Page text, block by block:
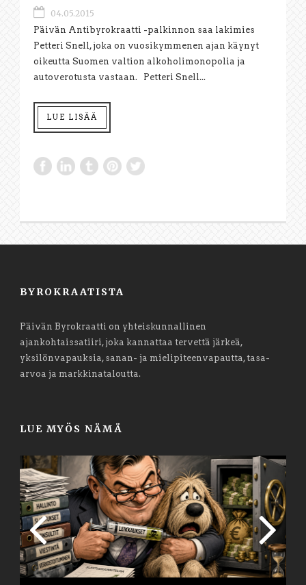
04.05.2015
Päivän Antibyrokraatti -palkinnon saa lakimies
Petteri Snell, joka on vuosikymmenen ajan käynyt
oikeutta Suomen valtion alkoholimonopolia ja
autoverotusta vastaan. Petteri Snell...
LUE LISÄÄ
BYROKRAATISTA
Päivän Byrokraatti on yhteiskunnallinen
ajankohtaissatiiri, joka kannattaa tervettä järkeä,
yksilönvapauksia, sanan- ja mielipiteenvapautta, tasa-
arvoa ja markkinataloutta.
LUE MYÖS NÄMÄ